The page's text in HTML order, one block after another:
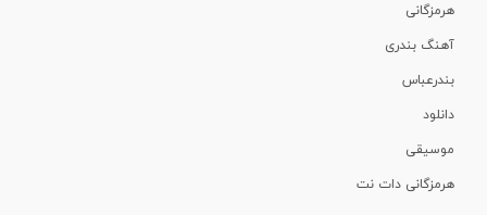
هرمزگانی
آهنگ بندری
بندرعباس
دانلود
موسیقی
هرمزگانی دات نت